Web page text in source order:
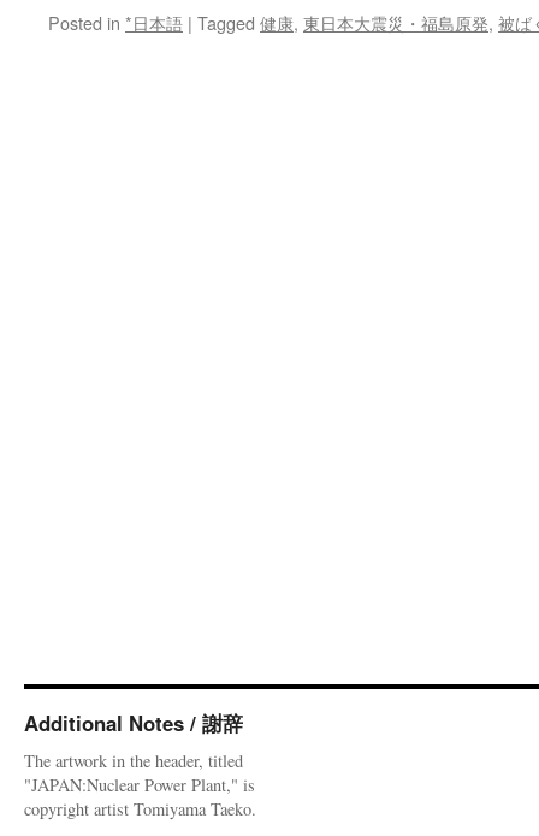
Posted in *日本語 | Tagged 健康, 東日本大震災・福島原発, 被ば
Additional Notes / 謝辞
The artwork in the header, titled
"JAPAN:Nuclear Power Plant," is
copyright artist Tomiyama Taeko.